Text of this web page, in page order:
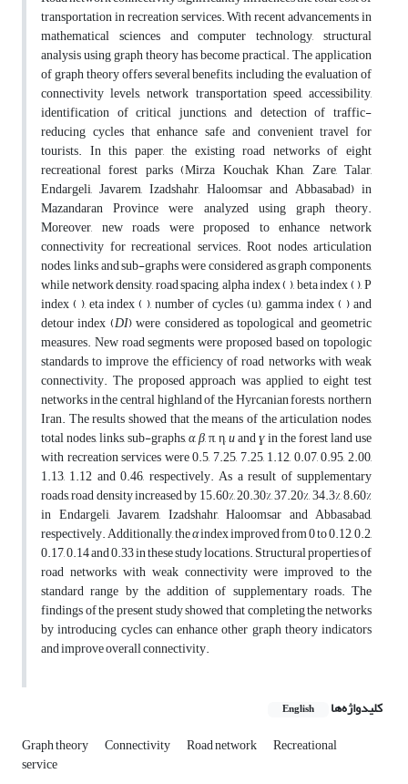
transportation in recreation services. With recent advancements in
mathematical sciences and computer technology, structural
analysis using graph theory has become practical. The application
of graph theory offers several benefits, including the evaluation of
connectivity levels, network transportation speed, accessibility,
identification of critical junctions, and detection of traffic-
reducing cycles that enhance safe and convenient travel for
tourists. In this paper, the existing road networks of eight
recreational forest parks (Mirza Kouchak Khan, Zare, Talar,
Endargeli, Javarem, Izadshahr, Haloomsar and Abbasabad) in
Mazandaran Province were analyzed using graph theory.
Moreover, new roads were proposed to enhance network
connectivity for recreational services. Root nodes, articulation
nodes, links and sub-graphs were considered as graph components,
while network density, road spacing, alpha index ( ), beta index ( ), P
index ( ), eta index ( ), number of cycles (u), gamma index ( ) and
detour index (DI) were considered as topological and geometric
measures. New road segments were proposed based on topologic
standards to improve the efficiency of road networks with weak
connectivity. The proposed approach was applied to eight test
networks in the central highland of the Hyrcanian forests, northern
Iran. The results showed that the means of the articulation nodes,
total nodes, links, sub-graphs,α,β, π, η,uandɣin the forest land use
with recreation services were 0.5, 7.25, 7.25, 1.12, 0.07, 0.95, 2.00,
1.13, 1.12 and 0.46, respectively. As a result of supplementary
roads, road density increased by 15.60%, 20.30%, 37.20%, 34.3%, 8.60%
in Endargeli, Javarem, Izadshahr, Haloomsar and Abbasabad,
respectively. Additionally, theαindex improved from 0 to 0.12, 0.2,
0.17, 0.14 and 0.33 in these study locations. Structural properties of
road networks with weak connectivity were improved to the
standard range by the addition of supplementary roads. The
findings of the present study showed that completing the networks
by introducing cycles can enhance other graph theory indicators
and improve overall connectivity.
کلیدواژه‌ها English
Graph theory Connectivity Road network Recreational
service